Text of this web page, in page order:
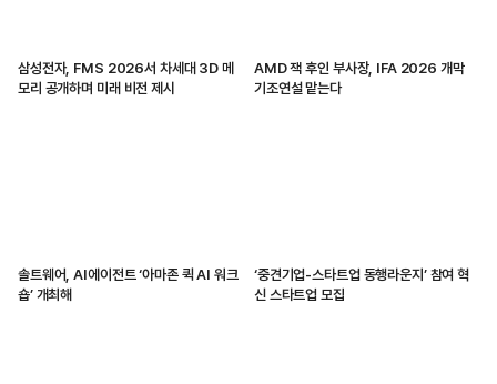
삼성전자, FMS 2026서 차세대 3D 메
모리 공개하며 미래 비전 제시
AMD 잭 후인 부사장, IFA 2026 개막
기조연설 맡는다
솔트웨어, AI에이전트 ‘아마존 퀵 AI 워크
숍’ 개최해
‘중견기업-스타트업 동행라운지’ 참여 혁
신 스타트업 모집